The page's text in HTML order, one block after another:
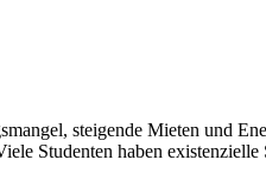
steigende Mieten und
Studenten haben